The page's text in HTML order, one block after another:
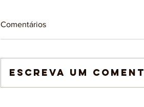
Comentários
Escreva um